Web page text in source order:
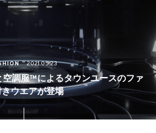
2021.05.23
空調服™によるタウンユースのファ
ウエアが登場